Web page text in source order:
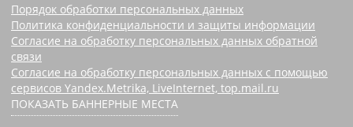
Порядок обработки персональных данных
Политика конфиденциальности и защиты информации
Согласие на обработку персональных данных обратной
связи
Согласие на обработку персональных данных с помощью
сервисов Yandex.Metrika, LiveInternet, top.mail.ru
ПОКАЗАТЬ БАННЕРНЫЕ МЕСТА